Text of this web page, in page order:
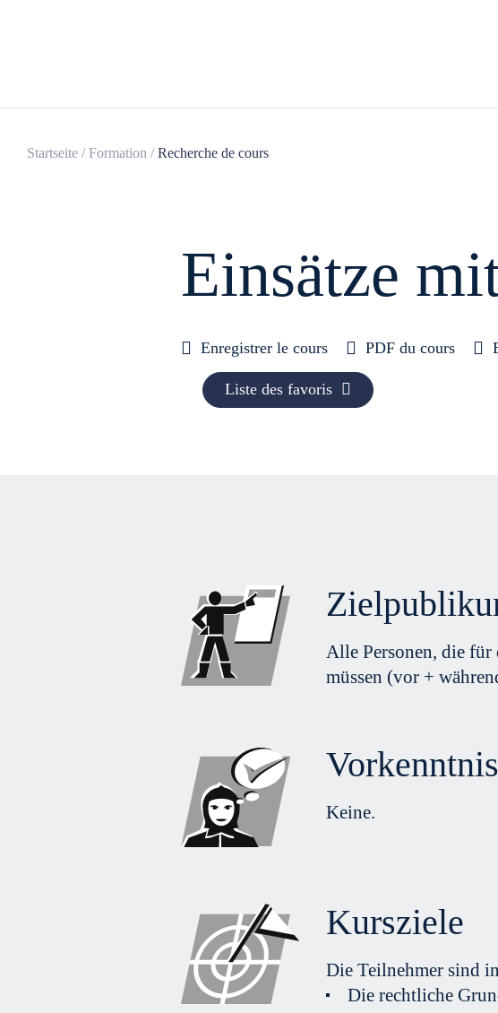
Startseite / Formation / Recherche de cours
Ein­sätze
Enregistrer le cours PDF du cours
Liste des favoris
Alle Personen, die für
müssen (vor +
Keine.
Kursziele
Die Teilnehmer sind
Die rechtliche